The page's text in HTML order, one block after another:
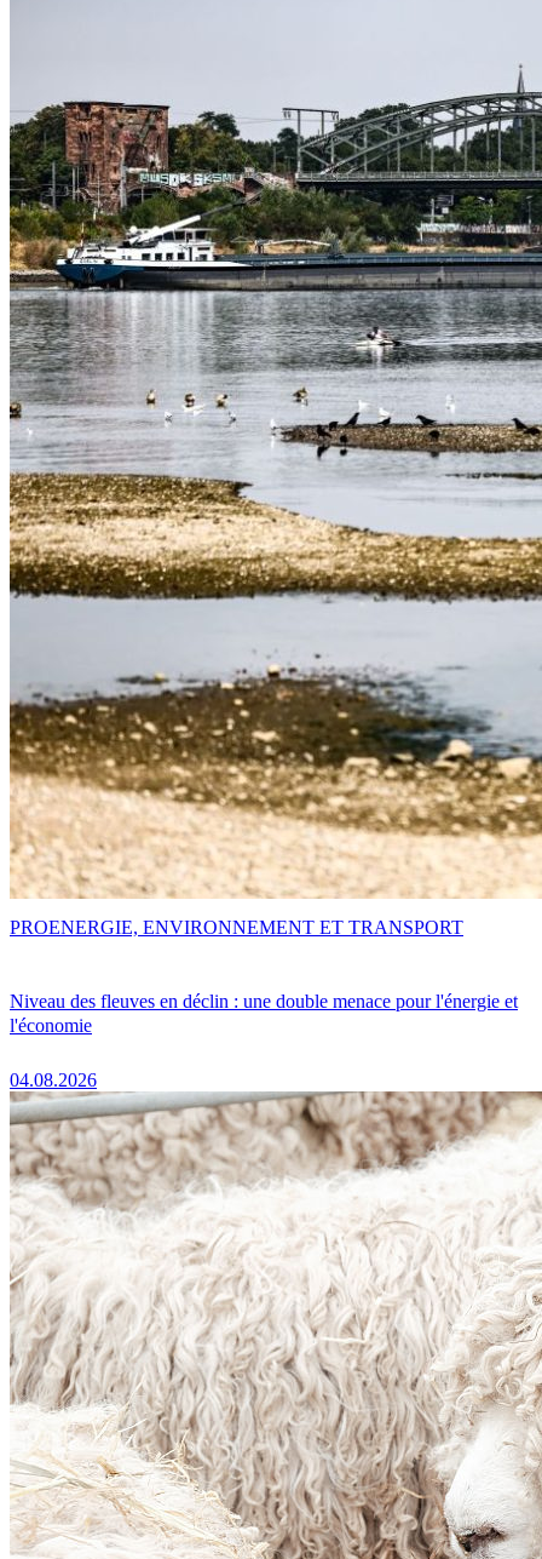
Niveau des fleuves en déclin : une double menace pour l'énergie et
l'économie
04.08.2026
PROENERGIE, ENVIRONNEMENT ET TRANSPORT